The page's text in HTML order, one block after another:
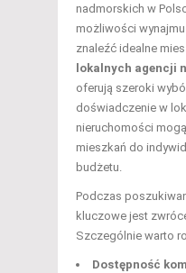
nadmorskich w
możliwości
znaleźć idealne
lokalnych agencji
oferują szeroki
doświadczenie w
nieruchomości
mieszkań do
budżetu.
Podczas
kluczowe jest
Szczególnie warto
Dostępność